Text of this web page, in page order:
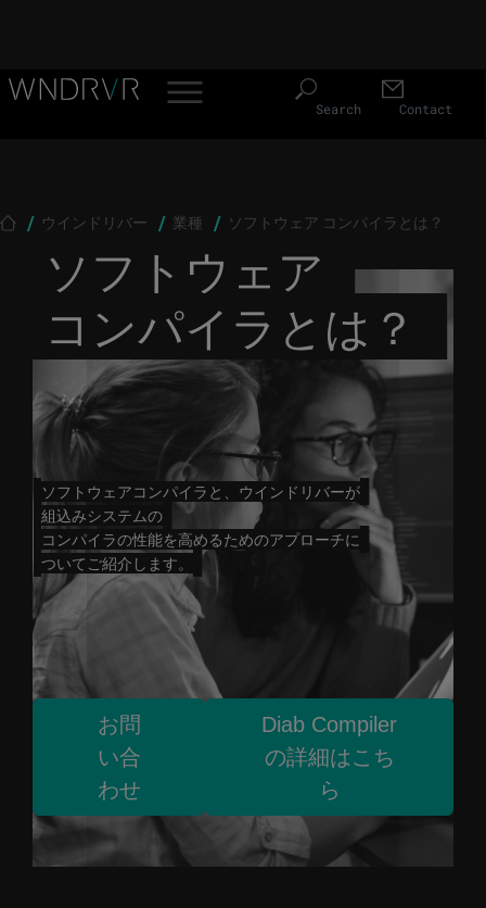
Skip to main content
Header Menu JP Search Contact
Breadcrumb
ウインドリバー 業種 ソフトウェア コンパイラとは？
ソフトウェア
コンパイラとは？
ソフトウェアコンパイラと、ウインドリバーが
組込みシステムの
コンパイラの性能を高めるためのアプローチに
ついてご紹介します。
お問
い合
わせ
Diab Compiler
の詳細はこち
ら